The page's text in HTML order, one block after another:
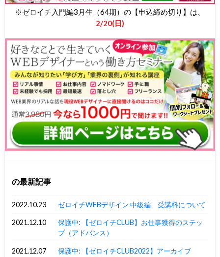
※ゼロイチ入門編3月生（64期）の【申込締め切り】は、
2/20(日)
の最新記事
2022.10.23 ゼロイチWEBデザイン 中級編 受講料について
2021.12.10
保護中: 【ゼロイチCLUB】お仕事獲得のステッ
プ（アドバンス）
2021.12.07 保護中: 【ゼロイチCLUB2022】アーカイブ